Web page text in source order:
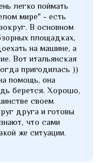
легко поймать
мире" - есть
В основном
площадках,
на машине, а
Вот итальянская
пригодилась ))
помощь, она
берется. Хорошо,
своем
друга и готовы
что сами
же ситуации.